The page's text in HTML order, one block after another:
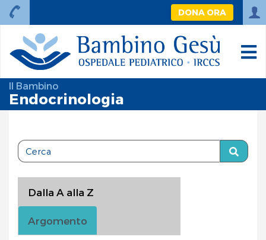
DONA ORA
Il Bambino
Endocrinologia
Dalla A alla Z
Argomento